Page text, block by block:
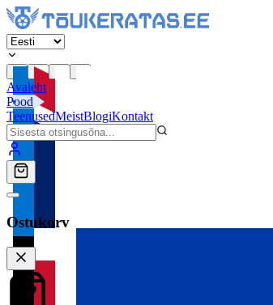
Avaleht
Pood
TeenusedMeistBlogiKontakt
Ostukorv